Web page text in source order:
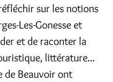
sur les notions
Les-Gonesse et
et de raconter la
littérature...
de Beauvoir ont